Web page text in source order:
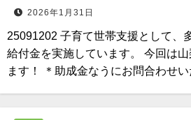
2026年1月31日
25091202 子育て世帯支援として、
給付金を実施しています。 今回は
ます！ ＊助成金なうにお問合わせ